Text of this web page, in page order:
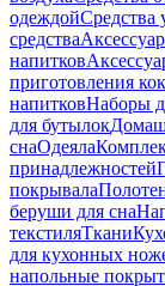
одеждойСредства
средства
напитков
приготовления
напитковНаборы
для бутылок
снаОдеяла
принадлежностей
покрывала
беруши для сна
текстиляТкани
для кухонных
напольные